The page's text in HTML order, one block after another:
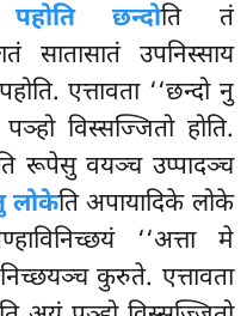
छन्दोति तं
सातासातं उपनिस्साय
एत्तावता ‘‘छन्दो नु
विस्सज्जितो होति.
रूपेसु वयञ्च उप्पादञ्च
लोकेति अपायादिके लोके
‘‘अत्ता मे
कुरुते. एत्तावता